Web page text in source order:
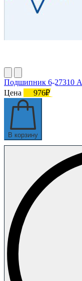
Подшипник 6-27310 А
Цена
976₽
В корзину